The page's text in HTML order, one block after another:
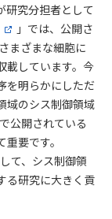
研究分担者として
」では、公開さ
まざまな細胞に
載しています。今
を明らかにしただ
域のシス制御領域
公開されている
要です。
て、シス制御領
る研究に大きく貢